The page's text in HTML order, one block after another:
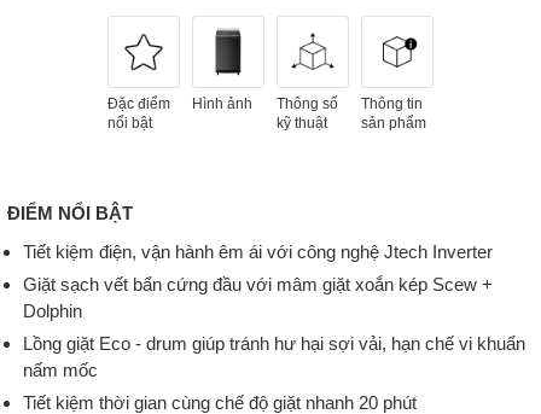
Đặc điểm
nổi bật
Hình ảnh
Thông số
kỹ thuật
Thông tin
sản phẩm
ĐIỂM NỔI BẬT
Tiết kiệm điện, vận hành êm ái với công nghệ Jtech Inverter
Giặt sạch vết bẩn cứng đầu với mâm giặt xoắn kép Scew +
Dolphin
Lồng giặt Eco - drum giúp tránh hư hại sợi vải, hạn chế vi khuẩn
nấm mốc
Tiết kiệm thời gian cùng chế độ giặt nhanh 20 phút